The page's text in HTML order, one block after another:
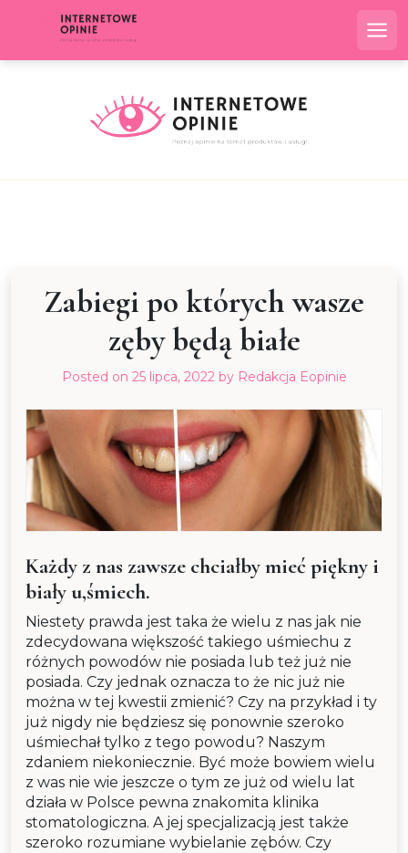
Zabiegi po których wasze
zęby będą białe
Posted on 25 lipca, 2022by Redakcja Eopinie
Każdy z nas zawsze chciałby mieć piękny i
biały u,śmiech.
Niestety prawda jest taka że wielu z nas jak nie
zdecydowana większość takiego uśmiechu z
różnych powodów nie posiada lub też już nie
posiada. Czy jednak oznacza to że nic już nie
można w tej kwestii zmienić? Czy na przykład i ty
już nigdy nie będziesz się ponownie szeroko
uśmiechał tylko z tego powodu? Naszym
zdaniem niekoniecznie. Być może bowiem wielu
z was nie wie jeszcze o tym ze już od wielu lat
działa w Polsce pewna znakomita klinika
stomatologiczna. A jej specjalizacją jest także
szeroko rozumiane wybielanie zębów. Czy